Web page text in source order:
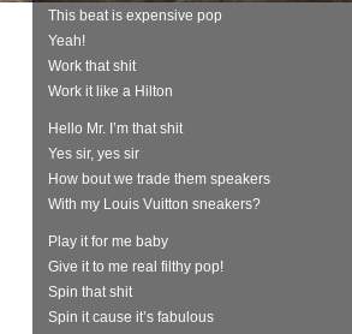
This beat is expensive pop
Yeah!
Work that shit
Work it like a Hilton
Hello Mr. I’m that shit
Yes sir, yes sir
How bout we trade them speakers
With my Louis Vuitton sneakers?
Play it for me baby
Give it to me real filthy pop!
Spin that shit
Spin it cause it’s fabulous